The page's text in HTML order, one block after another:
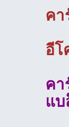
คา
อีโ
คา
แ